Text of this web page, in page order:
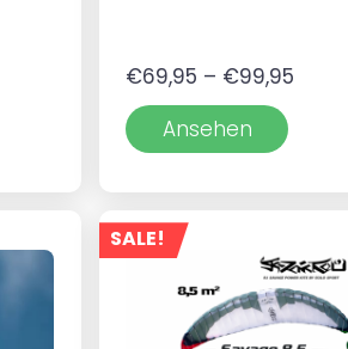
€69,95 – €99,95
Ansehen
SALE!